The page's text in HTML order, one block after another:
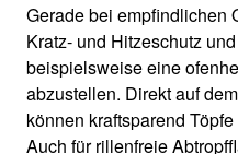
Gerade bei empfindlichen
Kratz- und Hitzeschutz
beispielsweise eine
abzustellen. Direkt auf
können kraftsparend
Auch für rillenfreie